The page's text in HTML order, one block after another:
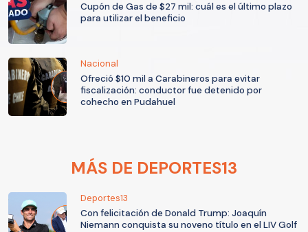
Cupón de Gas de $27 mil: cuál es el último plazo
para utilizar el beneficio
Nacional
Ofreció $10 mil a Carabineros para evitar
fiscalización: conductor fue detenido por
cohecho en Pudahuel
MÁS DE DEPORTES13
Deportes13
Con felicitación de Donald Trump: Joaquín
Niemann conquista su noveno título en el LIV Golf